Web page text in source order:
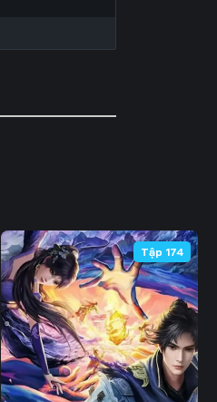
Tập 174